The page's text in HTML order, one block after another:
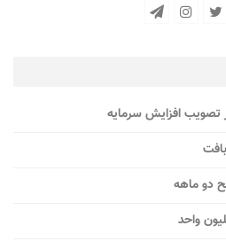
تصویب افزایش سرمایه
دو ماهه